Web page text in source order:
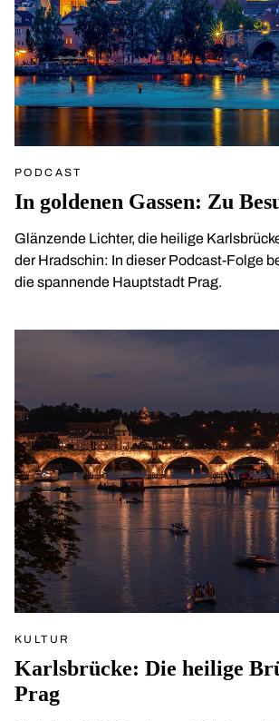
PODCAST
In goldenen Gassen: Zu
Glänzende Lichter, die heilige
der Hradschin: In dieser Podcast-Folge
die spannende Hauptstadt Prag.
KULTUR
Karlsbrücke: Die heilige
Prag